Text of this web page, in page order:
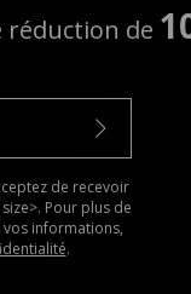
réduction de
de recevoir
Pour plus de
informations,
.